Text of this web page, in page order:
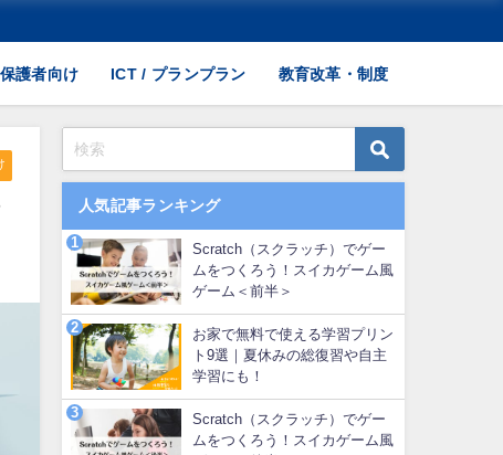
保護者向け ICT / プランプラン 教育改革・制度
人気記事ランキング
Scratch（スクラッチ）でゲー
ムをつくろう！スイカゲーム風
ゲーム＜前半＞
お家で無料で使える学習プリン
ト9選｜夏休みの総復習や自主
学習にも！
Scratch（スクラッチ）でゲー
ムをつくろう！スイカゲーム風